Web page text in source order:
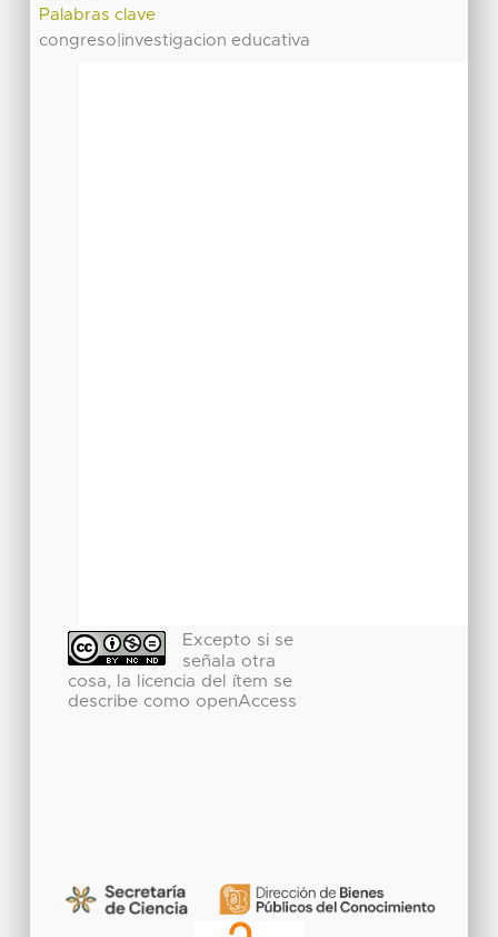
Palabras clave
congreso|investigacion educativa
Excepto si se
señala otra
cosa, la licencia del ítem se
describe como openAccess